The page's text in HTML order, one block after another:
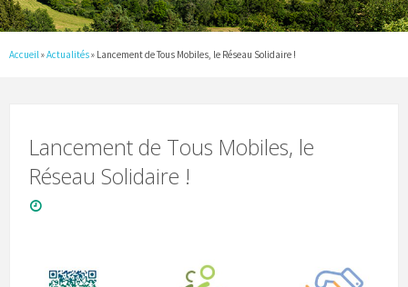
Accueil »Actualités» Lancement de Tous Mobiles, le Réseau Solidaire !
Lancement de Tous Mobiles, le
Réseau Solidaire !